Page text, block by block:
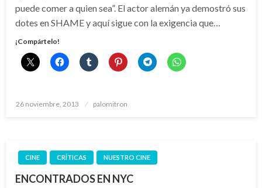
puede comer a quien sea”. El actor alemán ya demostró sus
dotes en SHAME y aquí sigue con la exigencia que…
¡Compártelo!
Publicado
26 noviembre, 2013 palomitron
CINE CRÍTICAS NUESTRO CINE
ENCONTRADOS EN NYC